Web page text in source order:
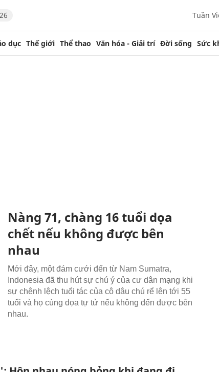
Tuần
dục Thế giới Thể thao Văn hóa - Giải trí Đời sống Sức
Nàng 71, chàng 16 tuổi dọa
chết nếu không được bên
nhau
Mới đây, một đám cưới đến từ Nam Sumatra,
Indonesia đã thu hút sự chú ý của cư dân mạng khi
sự chênh lệch tuổi tác của cô dâu chú rể lên tới 55
tuổi và họ cùng dọa tự tử nếu không đến được bên
nhau.